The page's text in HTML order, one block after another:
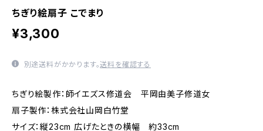
ちぎり絵扇子 こでまり
¥3,300
別途送料がかかります。送料を確認する
ちぎり絵製作：師イエズス修道会 平岡由美子修道女
扇子製作：株式会社山岡白竹堂
サイズ：縦23cm 広げたときの横幅 約33cm